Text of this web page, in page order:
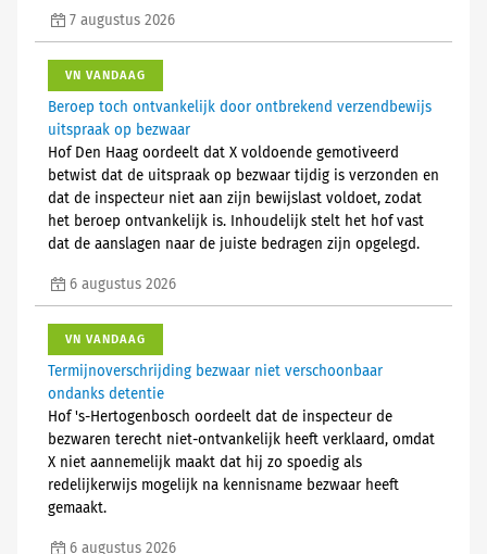
7 augustus 2026
VN VANDAAG
Beroep toch ontvankelijk door ontbrekend verzendbewijs
uitspraak op bezwaar
Hof Den Haag oordeelt dat X voldoende gemotiveerd
betwist dat de uitspraak op bezwaar tijdig is verzonden en
dat de inspecteur niet aan zijn bewijslast voldoet, zodat
het beroep ontvankelijk is. Inhoudelijk stelt het hof vast
dat de aanslagen naar de juiste bedragen zijn opgelegd.
6 augustus 2026
VN VANDAAG
Termijnoverschrijding bezwaar niet verschoonbaar
ondanks detentie
Hof 's-Hertogenbosch oordeelt dat de inspecteur de
bezwaren terecht niet-ontvankelijk heeft verklaard, omdat
X niet aannemelijk maakt dat hij zo spoedig als
redelijkerwijs mogelijk na kennisname bezwaar heeft
gemaakt.
6 augustus 2026